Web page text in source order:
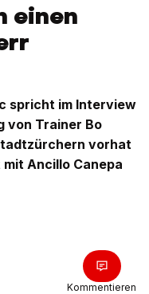
einen
spricht im Interview
von Trainer Bo
vorhat
Ancillo Canepa
Kommentieren